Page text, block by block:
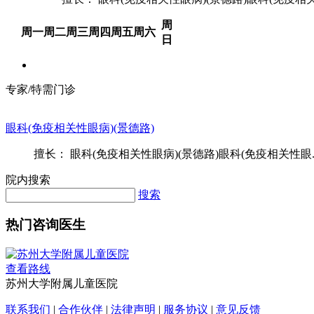
周一周二周三周四 周五周六
周
日
专家/特需门诊
眼科(免疫相关性眼病)(景德路)
擅长： 眼科(免疫相关性眼病)(景德路)眼科(免疫相关性眼
院内搜索
搜索
热门咨询医生
查看路线
苏州大学附属儿童医院
联系我们 | 合作伙伴 | 法律声明 | 服务协议 | 意见反馈